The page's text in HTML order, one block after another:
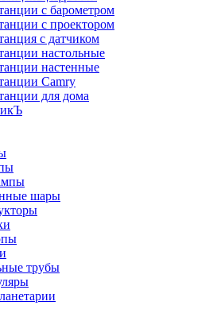
с барометром
с проектором
с датчиком
настольные
настенные
Camry
для дома
шары
трубы